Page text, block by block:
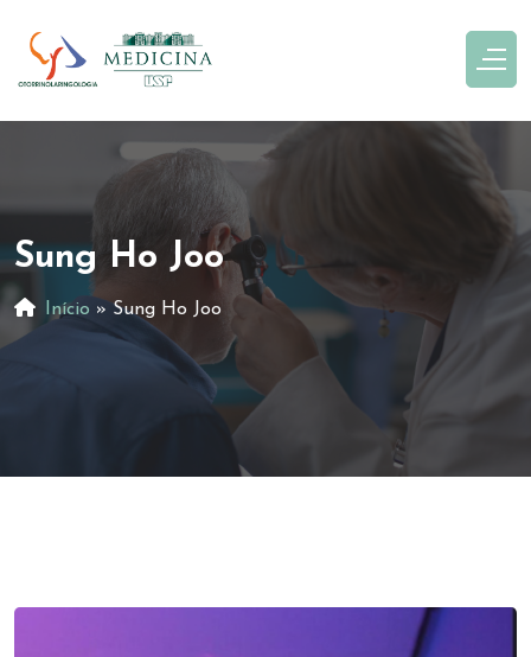
Sung Ho Joo
Início » Sung Ho Joo